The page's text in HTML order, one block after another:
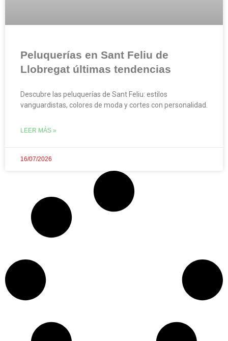
Peluquerías en Sant Feliu de
Llobregat últimas tendencias
Descubre las peluquerías de Sant Feliu: estilos
vanguardistas, colores de moda y cortes con personalidad.
LEER MÁS »
16/07/2026